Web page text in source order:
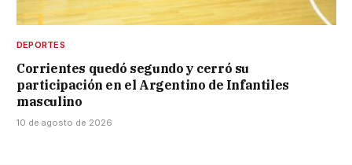
DEPORTES
Corrientes quedó segundo y cerró su
participación en el Argentino de Infantiles
masculino
10 de agosto de 2026